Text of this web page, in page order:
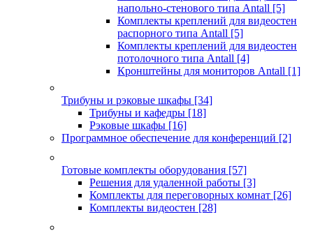
напольно-стенового типа Antall [5]
Комплекты креплений для видеостен
распорного типа Antall [5]
Комплекты креплений для видеостен
потолочного типа Antall [4]
Кронштейны для мониторов Antall [1]
Трибуны и рэковые шкафы [34]
Трибуны и кафедры [18]
Рэковые шкафы [16]
Программное обеспечение для конференций [2]
Готовые комплекты оборудования [57]
Решения для удаленной работы [3]
Комплекты для переговорных комнат [26]
Комплекты видеостен [28]